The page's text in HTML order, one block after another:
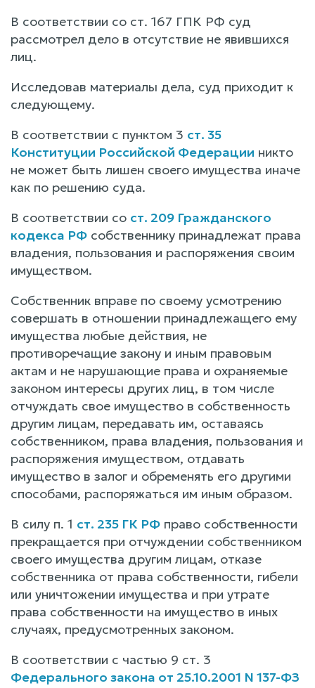
В соответствии со ст. 167 ГПК РФ суд
рассмотрел дело в отсутствие не явившихся
лиц.
Исследовав материалы дела, суд приходит к
следующему.
В соответствии с пунктом 3 ст. 35
Конституции Российской Федерации никто
не может быть лишен своего имущества иначе
как по решению суда.
В соответствии со ст. 209 Гражданского
кодекса РФ собственнику принадлежат права
владения, пользования и распоряжения своим
имуществом.
Собственник вправе по своему усмотрению
совершать в отношении принадлежащего ему
имущества любые действия, не
противоречащие закону и иным правовым
актам и не нарушающие права и охраняемые
законом интересы других лиц, в том числе
отчуждать свое имущество в собственность
другим лицам, передавать им, оставаясь
собственником, права владения, пользования и
распоряжения имуществом, отдавать
имущество в залог и обременять его другими
способами, распоряжаться им иным образом.
В силу п. 1 ст. 235 ГК РФ право собственности
прекращается при отчуждении собственником
своего имущества другим лицам, отказе
собственника от права собственности, гибели
или уничтожении имущества и при утрате
права собственности на имущество в иных
случаях, предусмотренных законом.
В соответствии с частью 9 ст. 3
Федерального закона от 25.10.2001 N 137-ФЗ